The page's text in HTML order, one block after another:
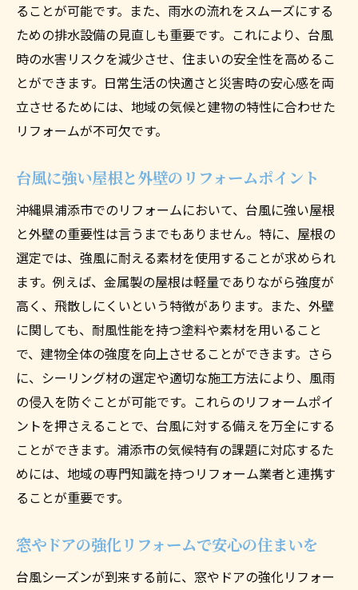
ることが可能です。また、雨水の流れをスムーズにする
ための排水設備の見直しも重要です。これにより、台風
時の水害リスクを減少させ、住まいの安全性を高めるこ
とができます。日常生活の快適さと災害時の安心感を両
立させるためには、地域の気候と建物の特性に合わせた
リフォームが不可欠です。
台風に強い屋根と外壁のリフォームポイント
沖縄県浦添市でのリフォームにおいて、台風に強い屋根
と外壁の重要性は言うまでもありません。特に、屋根の
選定では、強風に耐える素材を使用することが求められ
ます。例えば、金属製の屋根は軽量でありながら強度が
高く、飛散しにくいという特徴があります。また、外壁
に関しても、耐風性能を持つ塗料や素材を用いること
で、建物全体の強度を向上させることができます。さら
に、シーリング材の選定や適切な施工方法により、風雨
の侵入を防ぐことが可能です。これらのリフォームポイ
ントを押さえることで、台風に対する備えを万全にする
ことができます。浦添市の気候特有の課題に対応するた
めには、地域の専門知識を持つリフォーム業者と連携す
ることが重要です。
窓やドアの強化リフォームで安心の住まいを
台風シーズンが到来する前に、窓やドアの強化リフォー